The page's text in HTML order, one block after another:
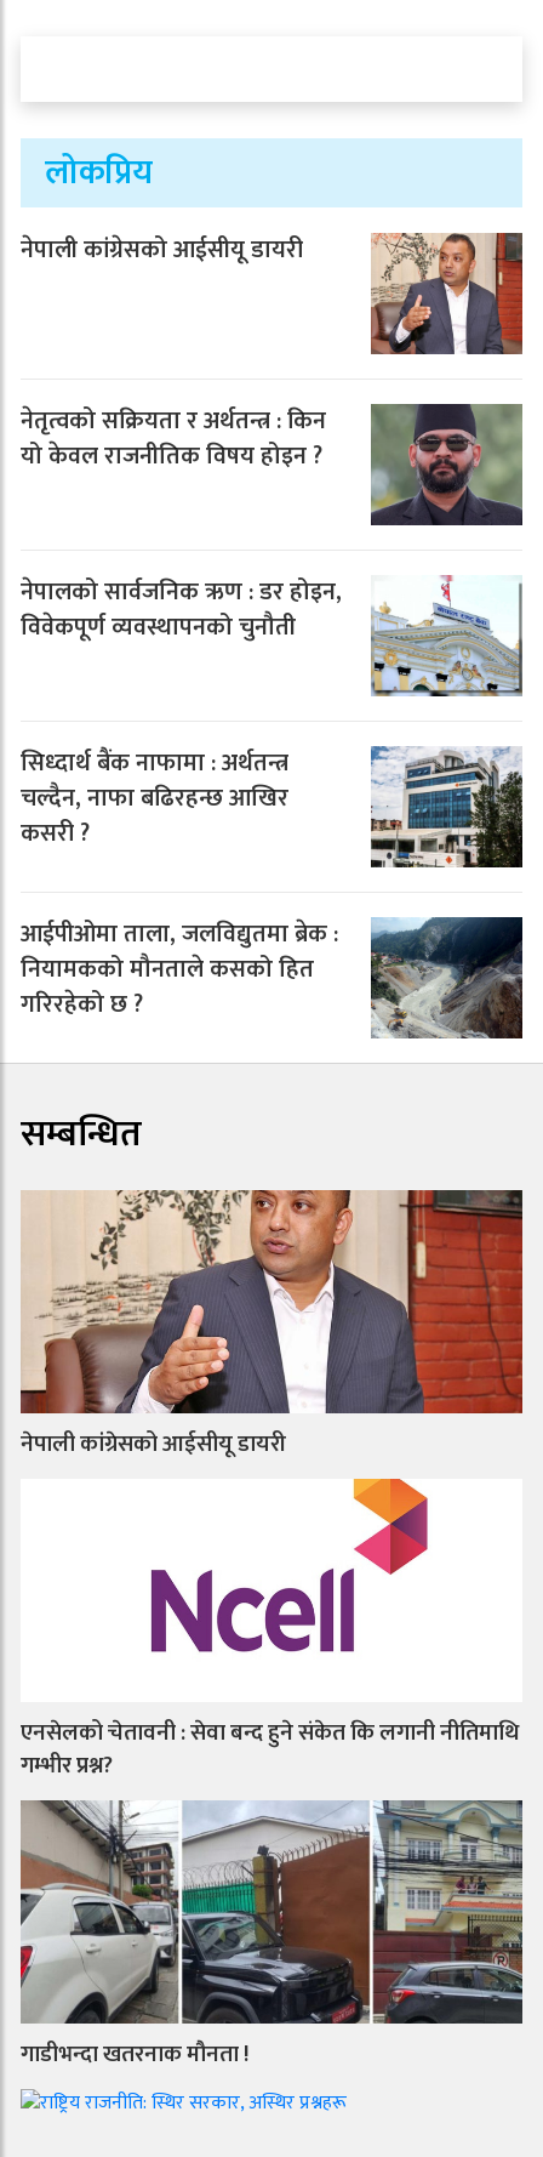
लोकप्रिय
नेपाली कांग्रेसको आईसीयू डायरी
नेतृत्वको सक्रियता र अर्थतन्त्र : किन
यो केवल राजनीतिक विषय होइन ?
नेपालको सार्वजनिक ऋण : डर होइन,
विवेकपूर्ण व्यवस्थापनको चुनौती
सिध्दार्थ बैंक नाफामा : अर्थतन्त्र
चल्दैन, नाफा बढिरहन्छ आखिर
कसरी ?
आईपीओमा ताला, जलविद्युतमा ब्रेक :
नियामकको मौनताले कसको हित
गरिरहेको छ ?
सम्बन्धित
नेपाली कांग्रेसको आईसीयू डायरी
एनसेलको चेतावनी : सेवा बन्द हुने संकेत कि लगानी नीतिमाथि
गम्भीर प्रश्न?
गाडीभन्दा खतरनाक मौनता !